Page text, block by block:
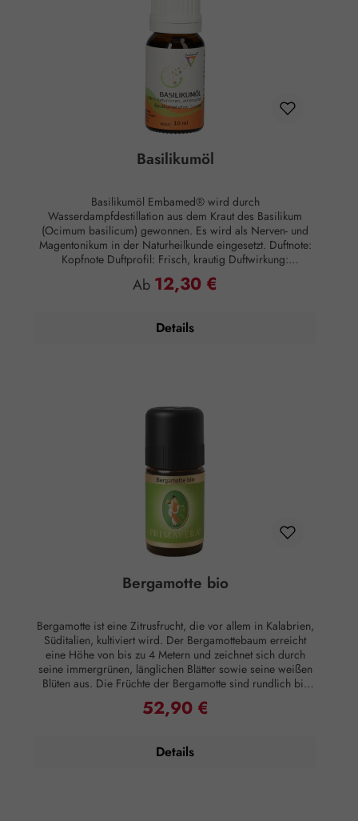
Basilikumöl
Basilikumöl Embamed® wird durch
Wasserdampfdestillation aus dem Kraut des Basilikum
(Ocimum basilicum) gewonnen. Es wird als Nerven- und
Magentonikum in der Naturheilkunde eingesetzt. Duftnote:
Kopfnote Duftprofil: Frisch, krautig Duftwirkung:
Anwendung: Kosmetikum zur Aromapflege der Haut
naturreines, ätherisches Basilikumöl ohne Zusätze.
Regulärer Preis:
Ab 12,30 €
Details
Bergamotte bio
Bergamotte ist eine Zitrusfrucht, die vor allem in Kalabrien,
Süditalien, kultiviert wird. Der Bergamottebaum erreicht
eine Höhe von bis zu 4 Metern und zeichnet sich durch
seine immergrünen, länglichen Blätter sowie seine weißen
Blüten aus. Die Früchte der Bergamotte sind rundlich bis
birnenförmig und besitzen einen sauren Geschmack; sie
werden zwischen November und März geerntet. In der
Duft geschätzt wird. Darüber hinaus wird Bergamotte auch
Regulärer Preis:
52,90 €
Details